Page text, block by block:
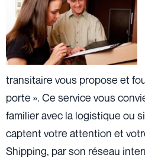
transitaire vous propose et
porte ». Ce service vous
familier avec la logistique ou
captent votre attention et
Shipping, par son réseau